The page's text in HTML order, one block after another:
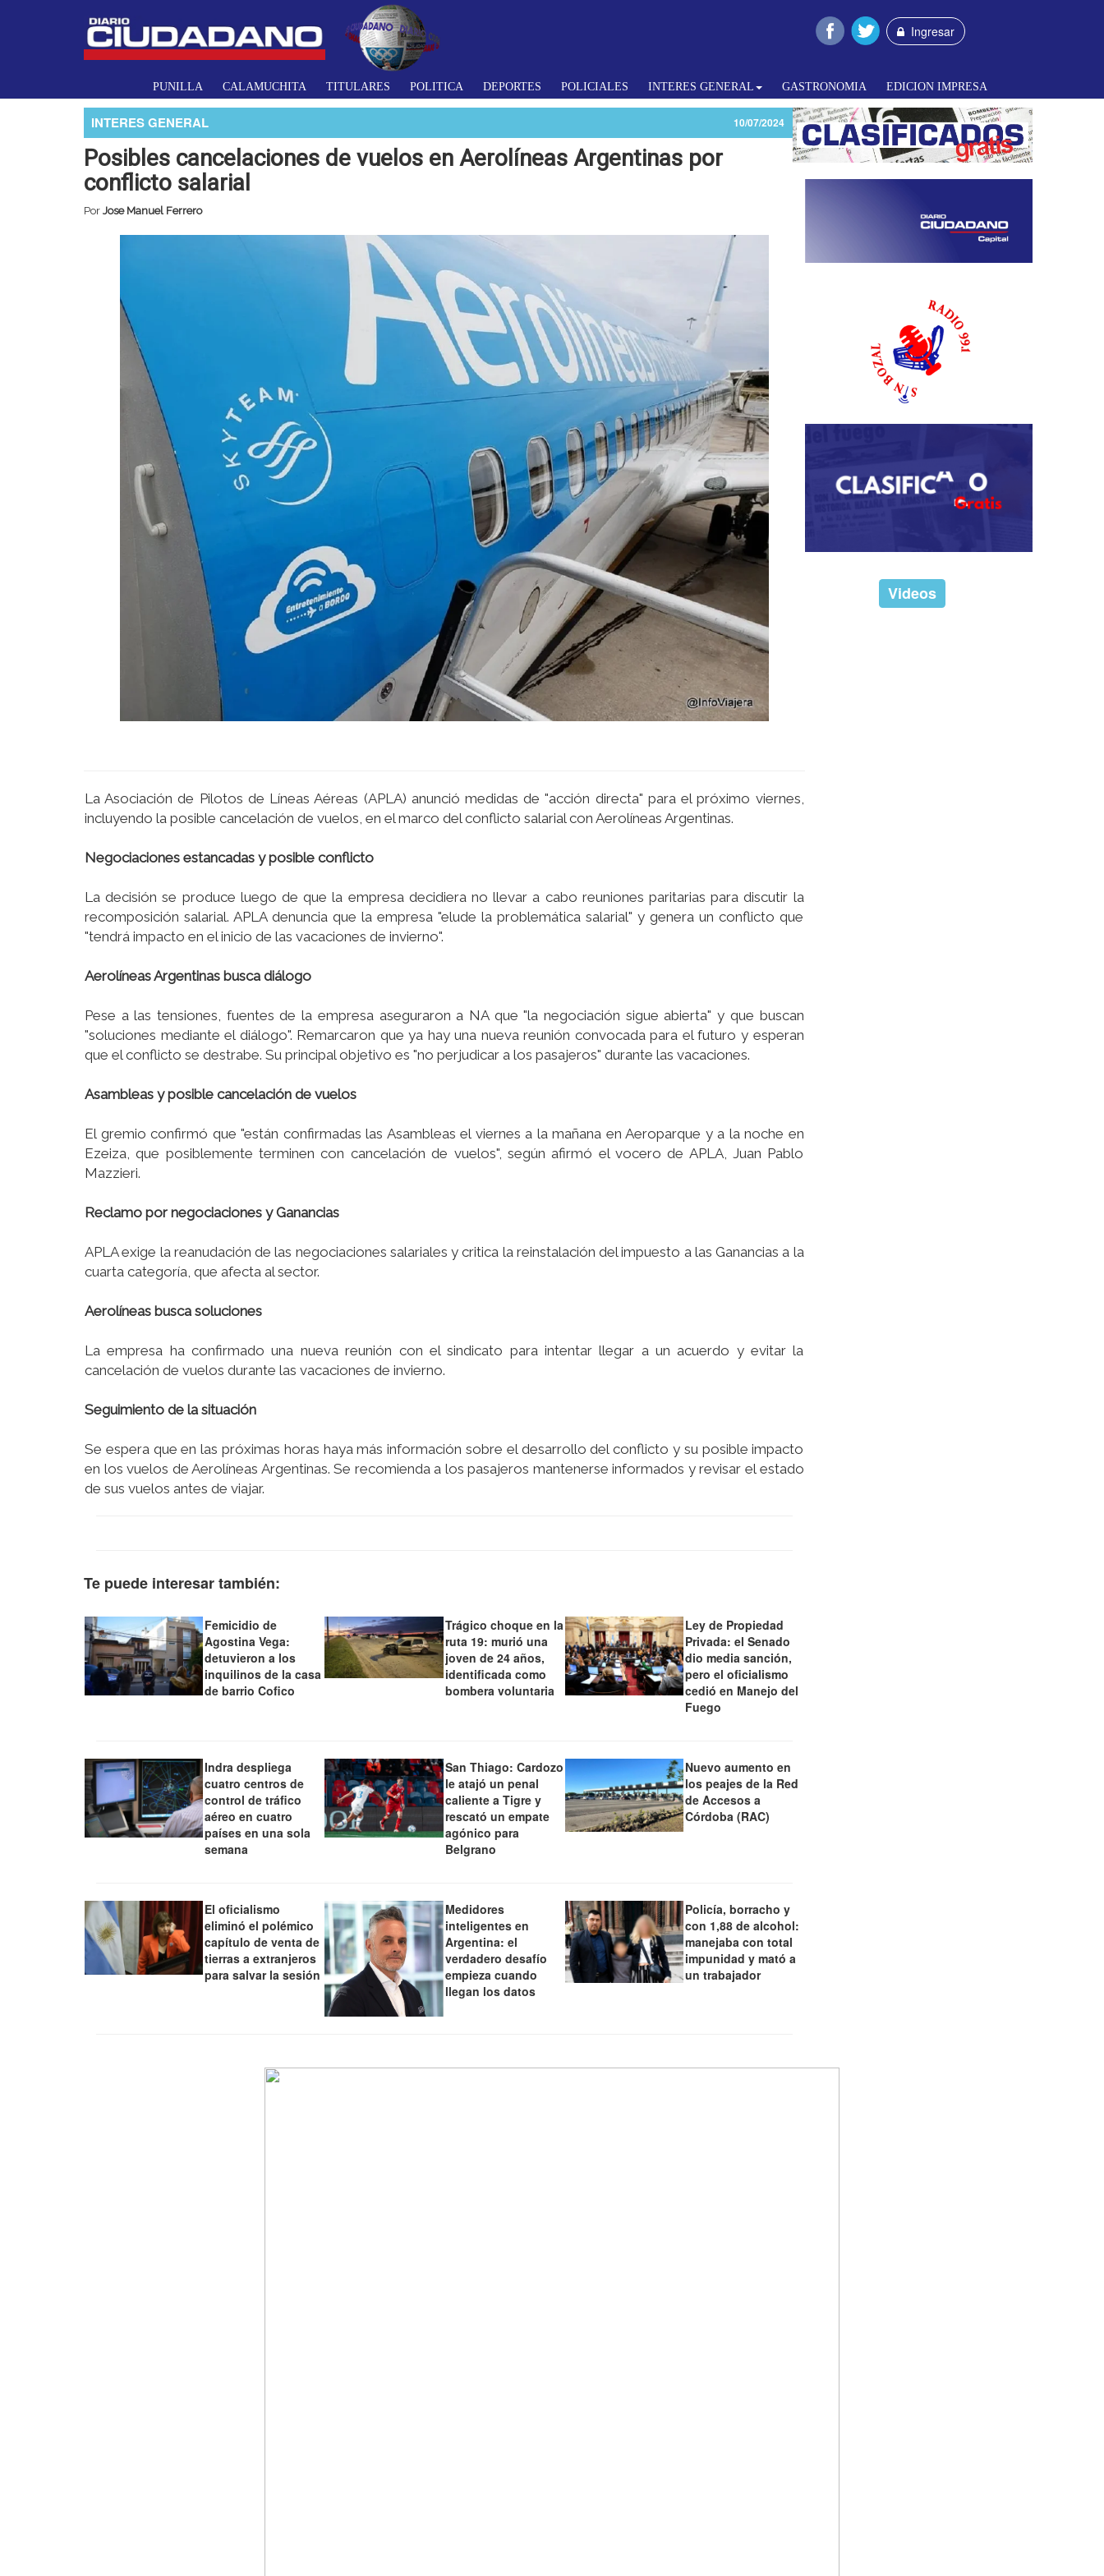
Ingresar
PUNILLA CALAMUCHITA TITULARES POLITICA DEPORTES POLICIALES INTERES GENERAL GASTRONOMIA EDICION IMPRESA
INTERES GENERAL 10/07/2024
Posibles cancelaciones de vuelos en Aerolí­neas Argentinas por
conflicto salarial
Por Jose Manuel Ferrero
La Asociación de Pilotos de Lí­neas Aéreas (APLA) anunció medidas de "acción directa" para el próximo viernes,
incluyendo la posible cancelación de vuelos, en el marco del conflicto salarial con Aerolí­neas Argentinas.
Negociaciones estancadas y posible conflicto
La decisión se produce luego de que la empresa decidiera no llevar a cabo reuniones paritarias para discutir la
recomposición salarial. APLA denuncia que la empresa "elude la problemática salarial" y genera un conflicto que
"tendrá impacto en el inicio de las vacaciones de invierno".
Aerolí­neas Argentinas busca diálogo
Pese a las tensiones, fuentes de la empresa aseguraron a NA que "la negociación sigue abierta" y que buscan
"soluciones mediante el diálogo". Remarcaron que ya hay una nueva reunión convocada para el futuro y esperan
que el conflicto se destrabe. Su principal objetivo es "no perjudicar a los pasajeros" durante las vacaciones.
Asambleas y posible cancelación de vuelos
El gremio confirmó que "están confirmadas las Asambleas el viernes a la mañana en Aeroparque y a la noche en
Ezeiza, que posiblemente terminen con cancelación de vuelos", según afirmó el vocero de APLA, Juan Pablo
Mazzieri.
Reclamo por negociaciones y Ganancias
APLA exige la reanudación de las negociaciones salariales y critica la reinstalación del impuesto a las Ganancias a la
cuarta categorí­a, que afecta al sector.
Aerolí­neas busca soluciones
La empresa ha confirmado una nueva reunión con el sindicato para intentar llegar a un acuerdo y evitar la
cancelación de vuelos durante las vacaciones de invierno.
Seguimiento de la situación
Se espera que en las próximas horas haya más información sobre el desarrollo del conflicto y su posible impacto
en los vuelos de Aerolí­neas Argentinas. Se recomienda a los pasajeros mantenerse informados y revisar el estado
de sus vuelos antes de viajar.
Te puede interesar también:
Femicidio de
Agostina Vega:
detuvieron a los
inquilinos de la casa
de barrio Cofico
Trágico choque en la
ruta 19: murió una
joven de 24 años,
identificada como
bombera voluntaria
Ley de Propiedad
Privada: el Senado
dio media sanción,
pero el oficialismo
cedió en Manejo del
Fuego
Indra despliega
cuatro centros de
control de tráfico
aéreo en cuatro
países en una sola
semana
San Thiago: Cardozo
le atajó un penal
caliente a Tigre y
rescató un empate
agónico para
Belgrano
Nuevo aumento en
los peajes de la Red
de Accesos a
Córdoba (RAC)
El oficialismo
eliminó el polémico
capítulo de venta de
tierras a extranjeros
para salvar la sesión
Medidores
inteligentes en
Argentina: el
verdadero desafío
empieza cuando
llegan los datos
Policía, borracho y
con 1,88 de alcohol:
manejaba con total
impunidad y mató a
un trabajador
Videos